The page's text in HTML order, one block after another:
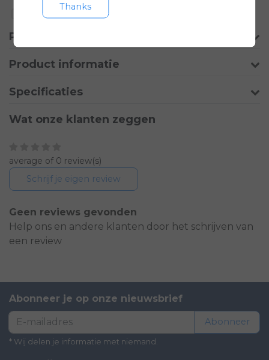
Toevoegen aan vergelijking
Productomschrijving
Product informatie
Specificaties
Wat onze klanten zeggen
average of 0 review(s)
Schrijf je eigen review
Geen reviews gevonden
Help ons en andere klanten door het schrijven van
een review
Abonneer je op onze nieuwsbrief
Abonneer
* Wij delen je informatie met niemand.
Thanks